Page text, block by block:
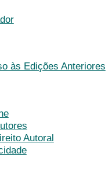
às Edições Anteriores
Autoral